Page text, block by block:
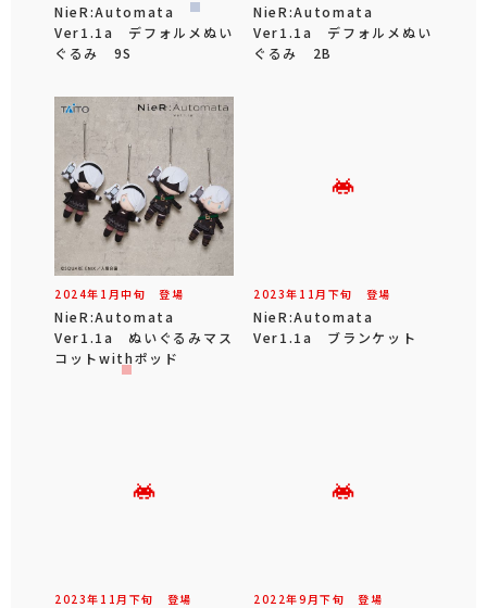
NieR:Automata
Ver1.1a デフォルメぬい
ぐるみ 9S
NieR:Automata
Ver1.1a デフォルメぬい
ぐるみ 2B
2024年 1 月中旬 登場
NieR:Automata
Ver1.1a ぬいぐるみマス
コットwithポッド
2023年 11 月 下旬 登場
NieR:Automata
Ver1.1a ブランケット
2023年 11 月 下旬 登場 2022年9 月下旬 登場